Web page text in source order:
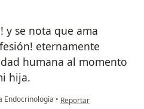
y se nota que ama
eternamente
humana al momento
hija.
Endocrinología • en opinión del usuario
Reportar